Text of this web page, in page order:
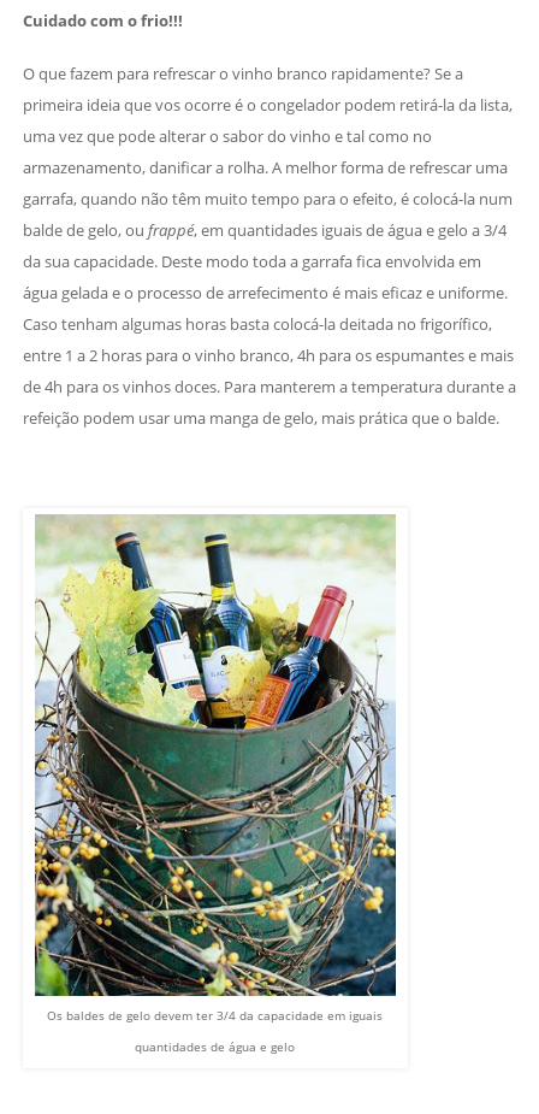
Cuidado com o frio!!!
O que fazem para refrescar o vinho branco rapidamente? Se a
primeira ideia que vos ocorre é o congelador podem retirá-la da lista,
uma vez que pode alterar o sabor do vinho e tal como no
armazenamento, danificar a rolha. A melhor forma de refrescar uma
garrafa, quando não têm muito tempo para o efeito, é colocá-la num
balde de gelo, ou frappé, em quantidades iguais de água e gelo a 3/4
da sua capacidade. Deste modo toda a garrafa fica envolvida em
água gelada e o processo de arrefecimento é mais eficaz e uniforme.
Caso tenham algumas horas basta colocá-la deitada no frigorífico,
entre 1 a 2 horas para o vinho branco, 4h para os espumantes e mais
de 4h para os vinhos doces. Para manterem a temperatura durante a
refeição podem usar uma manga de gelo, mais prática que o balde.
Os baldes de gelo devem ter 3/4 da capacidade em iguais
quantidades de água e gelo